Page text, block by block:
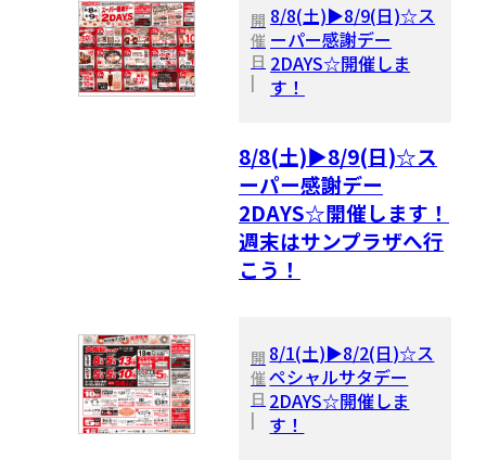
開
催
日
|
8/8(土)▶8/9(日)☆ス
ーパー感謝デー
2DAYS☆開催しま
す！
8/8(土)▶8/9(日)☆ス
ーパー感謝デー
2DAYS☆開催します！
週末はサンプラザへ行
こう！
開
催
日
|
8/1(土)▶8/2(日)☆ス
ペシャルサタデー
2DAYS☆開催しま
す！